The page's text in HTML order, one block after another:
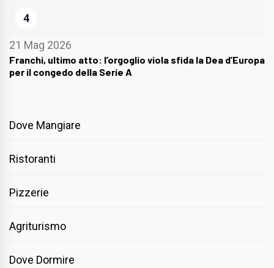
4
21 Mag 2026
Franchi, ultimo atto: l’orgoglio viola sfida la Dea d’Europa
per il congedo della Serie A
Dove Mangiare
Ristoranti
Pizzerie
Agriturismo
Dove Dormire